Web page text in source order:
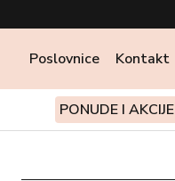
Poslovnice Kontakt
PONUDE I AKCIJE